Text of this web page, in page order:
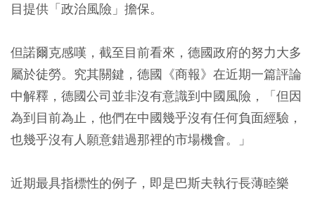
目提供「政治風險」擔保。
但諾爾克感嘆，截至目前看來，德國政府的努力大多
屬於徒勞。究其關鍵，德國《商報》在近期一篇評論
中解釋，德國公司並非沒有意識到中國風險，「但因
為到目前為止，他們在中國幾乎沒有任何負面經驗，
也幾乎沒有人願意錯過那裡的市場機會。」
近期最具指標性的例子，即是巴斯夫執行長薄睦樂